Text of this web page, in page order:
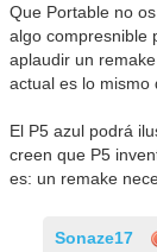
Que Portable no
algo compresnible
aplaudir un
actual es lo mismo
El P5 azul podrá
creen que P5
es: un remake
Sonaze17